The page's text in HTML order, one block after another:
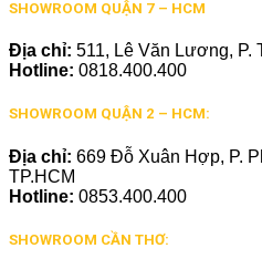
SHOWROOM QUẬN 7 – HCM
Địa chỉ: 511, Lê Văn Lương, P.
Hotline: 0818.400.400
SHOWROOM QUẬN 2 – HCM:
Địa chỉ: 669 Đỗ Xuân Hợp, P.
TP.HCM
Hotline: 0853.400.400
SHOWROOM CẦN THƠ: